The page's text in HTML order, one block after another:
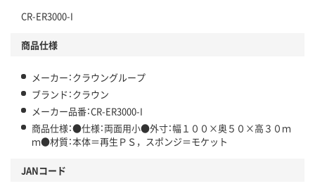
CR-ER3000-I
商品仕様
メーカー：クラウングループ
ブランド：クラウン
メーカー品番：CR-ER3000-I
商品仕様：●仕様：両面用小●外寸：幅１００×奥５０×高３０ｍ
ｍ●材質：本体＝再生ＰＳ，スポンジ＝モケット
JANコード